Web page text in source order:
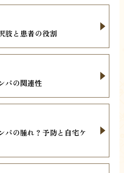
肢と患者の役割
パの関連性
パの腫れ？予防と自宅ケ